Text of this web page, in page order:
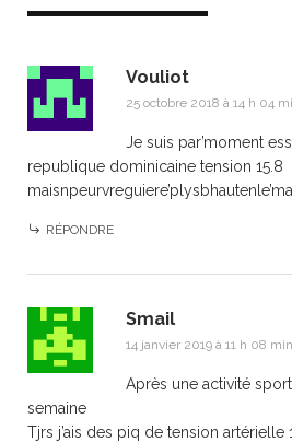
Vouliot
25 octobre 2018 à 14 h 04
Je suis par’moment
republique dominicaine tension 15.8
RÉPONDRE
Smail
14 janvier 2019 à 11 h 08 min
Après une activité
semaine
Tjrs j’ais des piq de tension artérielle